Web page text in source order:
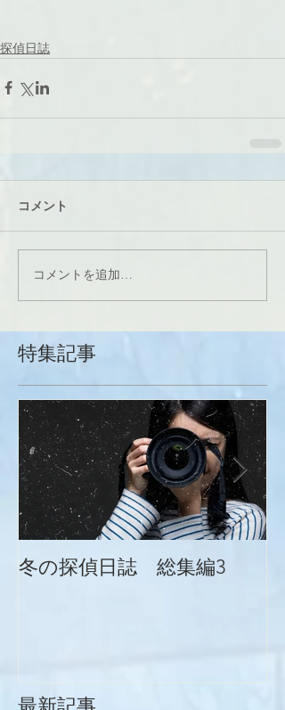
探偵日誌
コメント
コメントを追加…
特集記事
冬の探偵日誌 総集編3